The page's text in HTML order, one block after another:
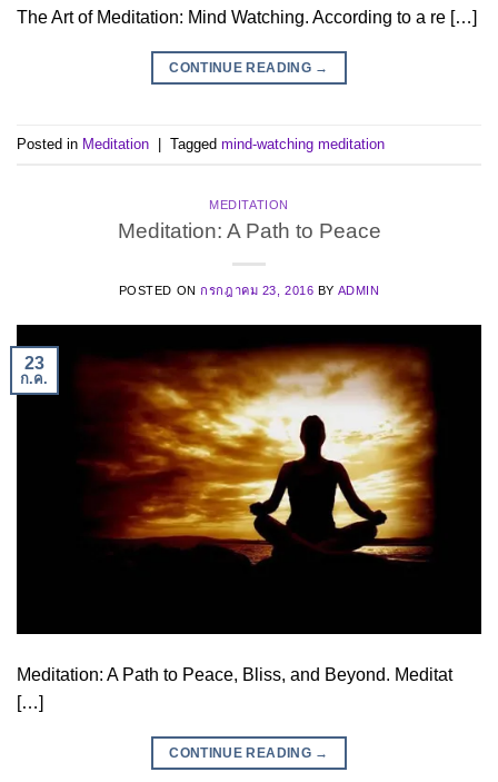
The Art of Meditation: Mind Watching. According to a re […]
CONTINUE READING →
Posted in Meditation | Tagged mind-watching meditation
MEDITATION
Meditation: A Path to Peace
POSTED ON กรกฎาคม 23, 2016 BY ADMIN
23
ก.ค.
Meditation: A Path to Peace, Bliss, and Beyond. Meditat
[…]
CONTINUE READING →